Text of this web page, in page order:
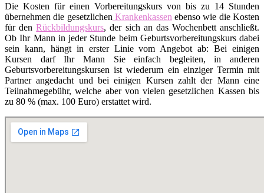
Die Kosten für einen Vorbereitungskurs von bis zu 14 Stunden
übernehmen die gesetzlichen Krankenkassen ebenso wie die Kosten
für denRückbildungskurs, der sich an das Wochenbett anschließt.
Ob Ihr Mann in jeder Stunde beim Geburtsvorbereitungskurs dabei
sein kann, hängt in erster Linie vom Angebot ab: Bei einigen
Kursen darf Ihr Mann Sie einfach begleiten, in anderen
Geburtsvorbereitungskursen ist wiederum ein einziger Termin mit
Partner angedacht und bei einigen Kursen zahlt der Mann eine
Teilnahmegebühr, welche aber von vielen gesetzlichen Kassen bis
zu 80 % (max. 100 Euro) erstattet wird.